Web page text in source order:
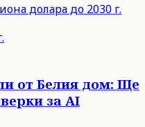
долара до 2030 г.
от Белия дом: Ще
за AI